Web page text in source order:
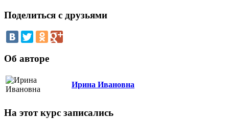
Поделиться с друзьями
Об авторе
Ирина Ивановна
На этот курс записались